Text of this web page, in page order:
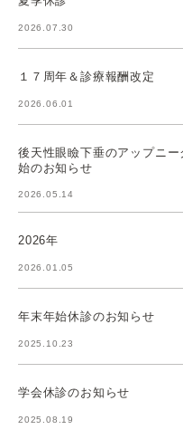
2026.07.30
１７周年＆診療報酬改定
2026.06.01
後天性眼瞼下垂のアップニ
始のお知らせ
2026.05.14
2026年
2026.01.05
年末年始休診のお知らせ
2025.10.23
学会休診のお知らせ
2025.08.19